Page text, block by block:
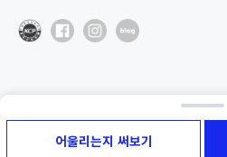
어울리는지 써보기